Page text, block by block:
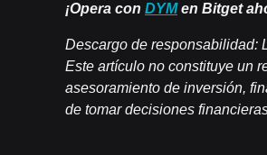
¡Opera con DYM en Bitget
Descargo de responsabilidad:
Este artículo no constituye un
asesoramiento de inversión,
de tomar decisiones